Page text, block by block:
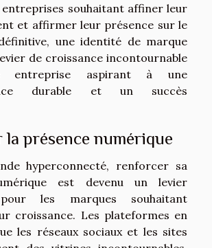
entreprises souhaitant affiner leur
et affirmer leur présence sur le
une identité de marque
de croissance incontournable
entreprise aspirant à une
durable et un succès
présence numérique
hyperconnecté, renforcer sa
est devenu un levier
les marques souhaitant
croissance. Les plateformes en
les réseaux sociaux et les sites